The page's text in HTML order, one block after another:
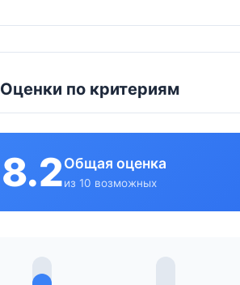
Оценки по критериям
8.2Общая оценка
из 10 возможных